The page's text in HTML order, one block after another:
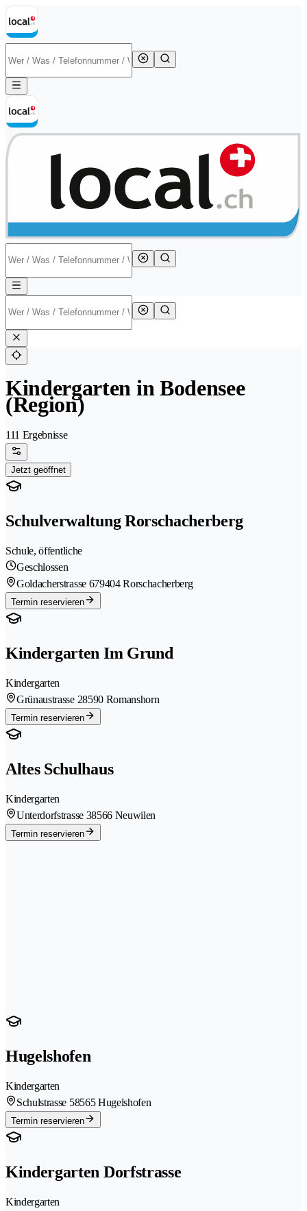
Kindergarten in Bodensee
(Region)
111 Ergebnisse
Jetzt geöffnet
Schulverwaltung Rorschacherberg
Schule, öffentliche
Geschlossen
Goldacherstrasse 679404 Rorschacherberg
Termin reservieren
Kindergarten Im Grund
Kindergarten
Grünaustrasse 28590 Romanshorn
Termin reservieren
Altes Schulhaus
Kindergarten
Unterdorfstrasse 38566 Neuwilen
Termin reservieren
Hugelshofen
Kindergarten
Schulstrasse 58565 Hugelshofen
Termin reservieren
Kindergarten Dorfstrasse
Kindergarten